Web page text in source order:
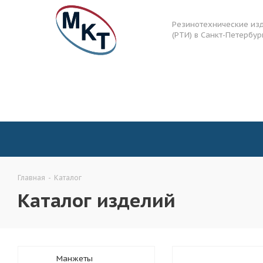
Резинотехнические
(РТИ) в Санкт-
Главная - Каталог
Каталог изделий
Манжеты